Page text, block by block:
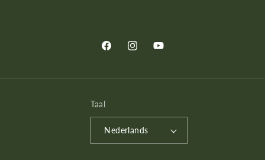
FacebookInstagramYouTube
Taal
Nederlands